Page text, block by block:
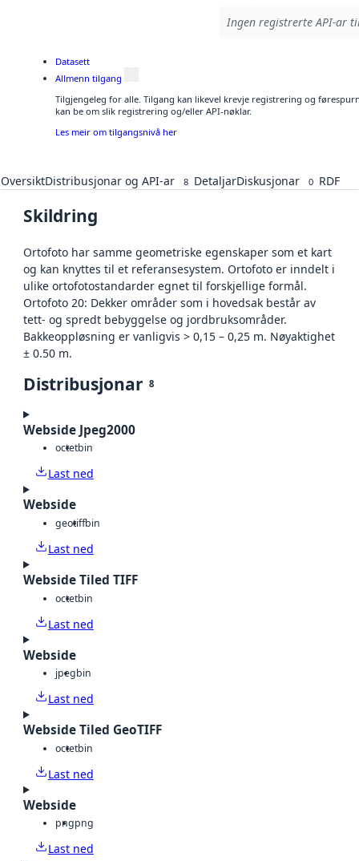
Ingen registrerte API-ar
Datasett
Allmenn tilgang
Tilgjengeleg for alle. Tilgang kan likevel krevje registrering og
kan be om slik registrering og/eller API-nøklar.
Les meir om tilgangsnivå her
OversiktDistribusjonar og API-ar 8 DetaljarDiskusjonar 0 RDF
Skildring
Ortofoto har samme geometriske egenskaper som et kart
og kan knyttes til et referansesystem. Ortofoto er inndelt i
ulike ortofotostandarder egnet til forskjellige formål.
Ortofoto 20: Dekker områder som i hovedsak består av
tett- og spredt bebyggelse og jordbruksområder.
Bakkeoppløsning er vanligvis > 0,15 – 0,25 m. Nøyaktighet
± 0.50 m.
Distribusjonar 8
Webside Jpeg2000
octetbin
Last ned
Webside
geotiffbin
Last ned
Webside Tiled TIFF
octetbin
Last ned
Webside
jpegbin
Last ned
Webside Tiled GeoTIFF
octetbin
Last ned
Webside
pngpng
Last ned